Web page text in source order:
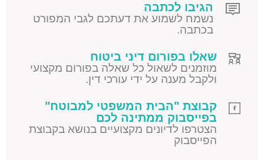
הגיבו לכתבה
נשמח לשמוע את דעתכם לגבי המפורט
בכתבה.
שאלו בפורום דיני ביטוח
מוזמנים לשאול כל שאלה בפורום מקצועי
ולקבל מענה על ידי עורכי דין.
קבוצת "הבית המשפטי למבוטח"
בפייסבוק ממתינה לכם
הצטרפו לדיונים מקצועיים בנושא בקבוצת
הפייסבוק